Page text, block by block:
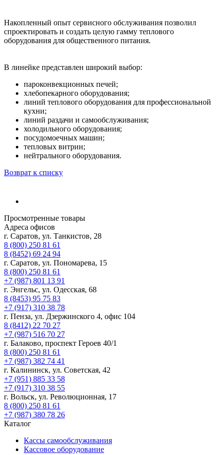
Накопленный опыт сервисного обслуживания позволил
спроектировать и создать целую гамму теплового
оборудования для общественного питания.
В линейке представлен широкий выбор:
пароконвекционных печей;
хлебопекарного оборудования;
линий теплового оборудования для профессиональной
кухни;
линий раздачи и самообслуживания;
холодильного оборудования;
посудомоечных машин;
тепловых витрин;
нейтрального оборудования.
Возврат к списку
Просмотренные товары
Адреса офисов
г. Саратов, ул. Танкистов, 28
8 (800) 250 81 61
8 (8452) 69 24 94
г. Саратов, ул. Пономарева, 15
8 (800) 250 81 61
+7 (987) 801 13 91
г. Энгельс, ул. Одесская, 68
8 (8453) 95 75 83
+7 (917) 310 38 78
г. Пенза, ул. Дзержинского 4, офис 104
8 (8412) 22 70 27
+7 (987) 516 70 27
г. Балаково, проспект Героев 40/1
8 (800) 250 81 61
+7 (987) 382 74 41
г. Калининск, ул. Советская, 42
+7 (951) 885 33 58
+7 (917) 310 38 55
г. Вольск, ул. Революционная, 17
8 (800) 250 81 61
+7 (987) 380 78 26
Каталог
Кассы самообслуживания
Кассовое оборудование